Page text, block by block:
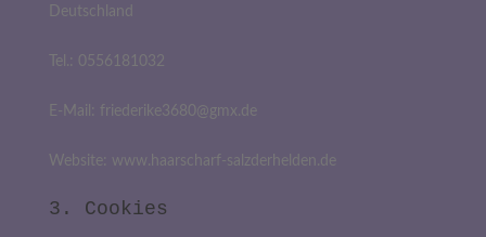
Deutschland
Tel.: 0556181032
E-Mail: friederike3680@gmx.de
Website: www.haarscharf-salzderhelden.de
3. Cookies